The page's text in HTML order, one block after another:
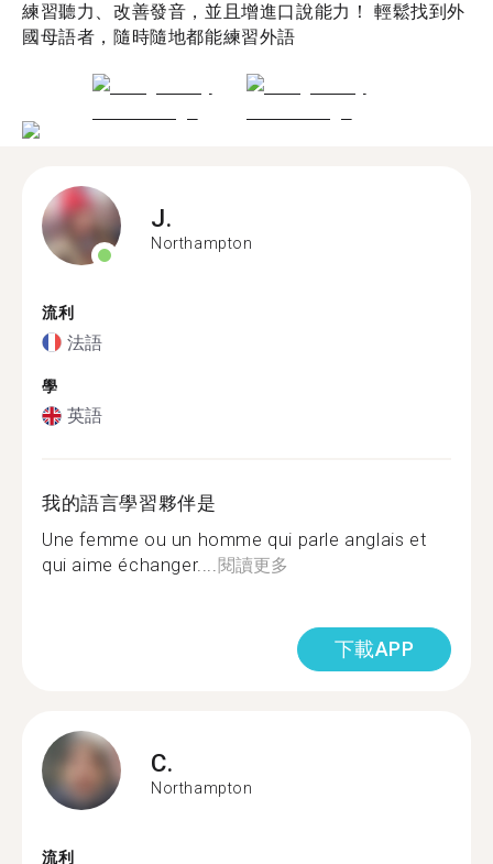
練習聽力、改善發音，並且增進口說能力！ 輕鬆找到外
國母語者，隨時隨地都能練習外語
J.
Northampton
流利
法語
學
英語
我的語言學習夥伴是
Une femme ou un homme qui parle anglais et
qui aime échanger....閱讀更多
下載APP
C.
Northampton
流利